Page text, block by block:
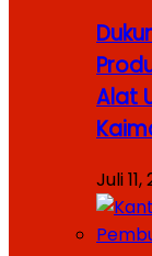
Alat
Juli 11,